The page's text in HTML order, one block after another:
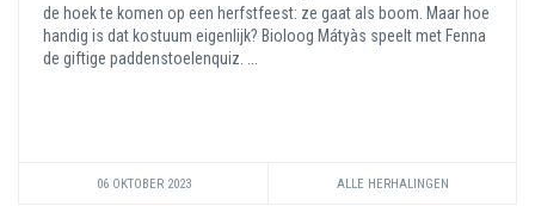
de hoek te komen op een herfstfeest: ze gaat als boom. Maar hoe
handig is dat kostuum eigenlijk? Bioloog Mátyàs speelt met Fenna
de giftige paddenstoelenquiz. ...
06 OKTOBER 2023 ALLE HERHALINGEN